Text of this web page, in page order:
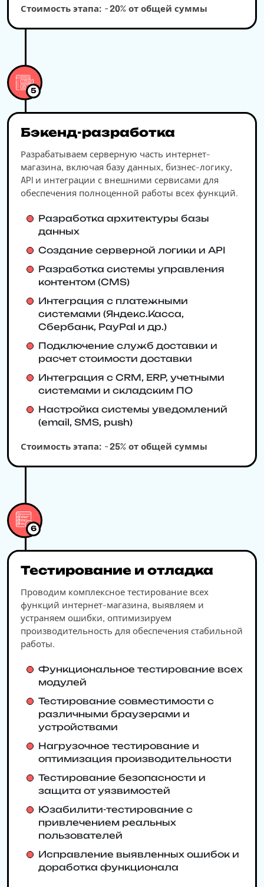
Стоимость этапа: ~20% от общей суммы
5
Бэкенд-разработка
Разрабатываем серверную часть интернет-
магазина, включая базу данных, бизнес-логику,
API и интеграции с внешними сервисами для
обеспечения полноценной работы всех функций.
Разработка архитектуры базы
данных
Создание серверной логики и API
Разработка системы управления
контентом (CMS)
Интеграция с платежными
системами (Яндекс.Касса,
Сбербанк, PayPal и др.)
Подключение служб доставки и
расчет стоимости доставки
Интеграция с CRM, ERP, учетными
системами и складским ПО
Настройка системы уведомлений
(email, SMS, push)
Стоимость этапа: ~25% от общей суммы
6
Тестирование и отладка
Проводим комплексное тестирование всех
функций интернет-магазина, выявляем и
устраняем ошибки, оптимизируем
производительность для обеспечения стабильной
работы.
Функциональное тестирование всех
модулей
Тестирование совместимости с
различными браузерами и
устройствами
Нагрузочное тестирование и
оптимизация производительности
Тестирование безопасности и
защита от уязвимостей
Юзабилити-тестирование с
привлечением реальных
пользователей
Исправление выявленных ошибок и
доработка функционала